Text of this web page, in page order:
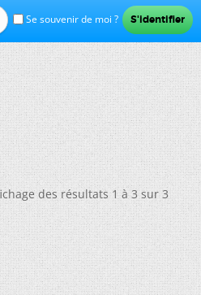
Se souvenir de moi ?
des résultats 1 à 3 sur 3